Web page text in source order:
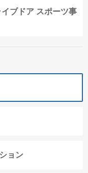
ブドア スポーツ事
ョン